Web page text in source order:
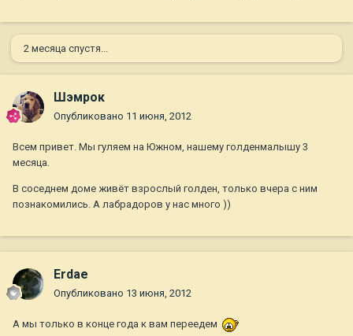
2 месяца спустя...
Шэмрок
Опубликовано 11 июня, 2012
Всем привет. Мы гуляем на Южном, нашему голденмалышу 3
месяца.
В соседнем доме живёт взрослый голден, только вчера с ним
познакомились. А лабрадоров у нас много ))
Erdae
Опубликовано 13 июня, 2012
А мы только в конце года к вам переедем